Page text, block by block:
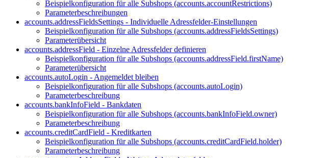
Beispielkonfiguration für alle Subshops (accounts.accountRestrictions)
Parameterbeschreibungen
accounts.addressFieldsSettings - Individuelle Adressfelder-Einstellungen
Beispielkonfiguration für alle Subshops (accounts.addressFieldsSettings)
Parameterübersicht
accounts.addressField - Einzelne Adressfelder definieren
Beispielkonfiguration für alle Subshops (accounts.addressField.firstName)
Parameterübersicht
accounts.autoLogin - Angemeldet bleiben
Beispielkonfiguration für alle Subshops (accounts.autoLogin)
Parameterbeschreibung
accounts.bankInfoField - Bankdaten
Beispielkonfiguration für alle Subshops (accounts.bankInfoField.owner)
Parameterbeschreibung
accounts.creditCardField - Kreditkarten
Beispielkonfiguration für alle Subshops (accounts.creditCardField.holder)
Parameterbeschreibung